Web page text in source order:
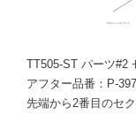
TT505-ST パーツ#2
アフター品番：P-
先端から2番目のセク